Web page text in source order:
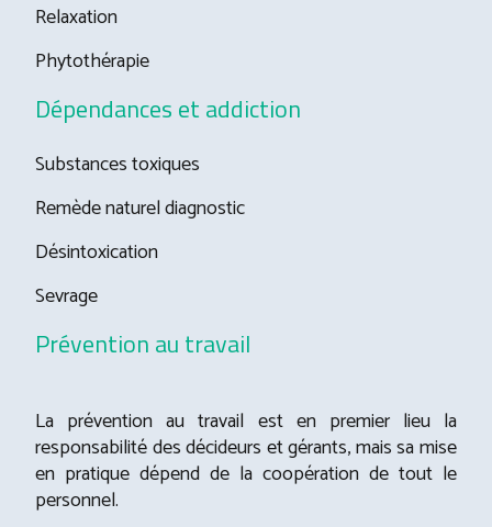
Relaxation
Phytothérapie
Dépendances et addiction
Substances toxiques
Remède naturel diagnostic
Désintoxication
Sevrage
Prévention au travail
La prévention au travail est en premier lieu la
responsabilité des décideurs et gérants, mais sa mise
en pratique dépend de la coopération de tout le
personnel.